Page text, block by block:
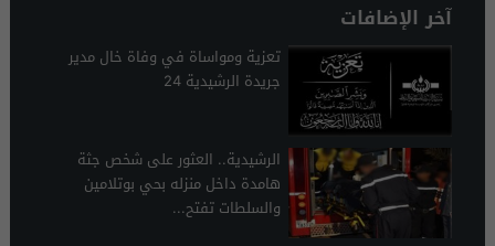
آخر الإضافات
تعزية ومواساة في وفاة خال مدير
جريدة الرشيدية 24
الرشيدية.. العثور على شخص جثة
هامدة داخل منزله بحي بوتلامين
والسلطات تفتح...